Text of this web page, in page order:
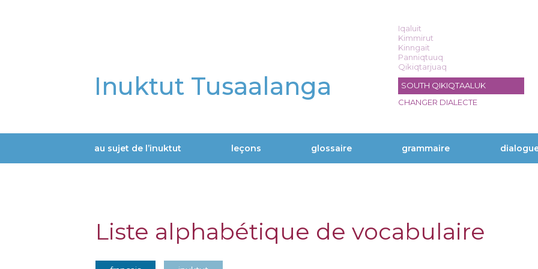
Inuktut Tusaalanga
Iqaluit
Kimmirut
Kinngait
Panniqtuuq
Qikiqtarjuaq
SOUTH QIKIQTAALUK
CHANGER DIALECTE
Main
au sujet de l’inuktut leçons glossaire grammaire
Liste alphabétique de vocabulaire